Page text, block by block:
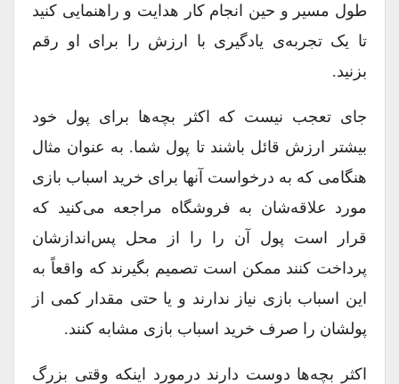
طول مسیر و حین انجام کار هدایت و راهنمایی کنید
تا یک تجربه‌ی یادگیری با ارزش را برای او رقم
بزنید.
جای تعجب نیست که اکثر بچه‌ها برای پول خود
بیشتر ارزش قائل باشند تا پول شما. به عنوان مثال
هنگامی که به درخواست آنها برای خرید اسباب بازی
مورد علاقه‌شان به فروشگاه مراجعه می‌کنید که
قرار است پول آن را را از محل پس‌اندازشان
پرداخت کنند ممکن است تصمیم بگیرند که واقعاً به
این اسباب بازی نیاز ندارند و یا حتی مقدار کمی از
پولشان را صرف خرید اسباب بازی مشابه کنند.
اکثر بچه‌ها دوست دارند درمورد اینکه وقتی بزرگ